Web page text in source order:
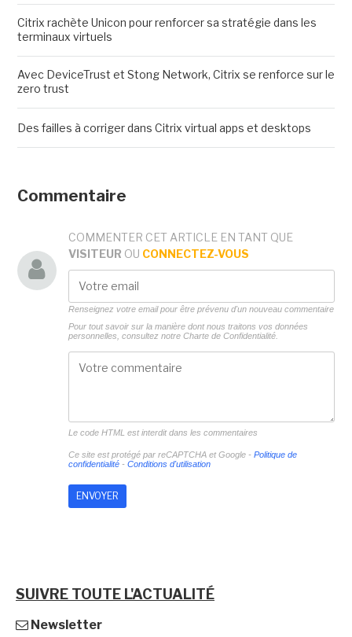
Citrix rachète Unicon pour renforcer sa stratégie dans les
terminaux virtuels
Avec DeviceTrust et Stong Network, Citrix se renforce sur le
zero trust
Des failles à corriger dans Citrix virtual apps et desktops
Commentaire
COMMENTER CET ARTICLE EN TANT QUE
VISITEUR OU CONNECTEZ-VOUS
Renseignez votre email pour être prévenu d'un nouveau commentaire
Pour tout savoir sur la manière dont nous traitons vos données
personnelles, consultez notre Charte de Confidentialité.
Le code HTML est interdit dans les commentaires
Ce site est protégé par reCAPTCHA et Google - Politique de
confidentialité- Conditions d'utilisation
SUIVRE TOUTE L'ACTUALITÉ
Newsletter